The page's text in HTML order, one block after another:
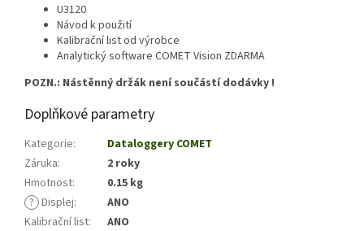
U3120
Návod k použití
Kalibrační list od výrobce
Analytický software COMET Vision ZDARMA
POZN.: Nástěnný držák není součástí dodávky !
Doplňkové parametry
Kategorie:
Dataloggery COMET
Záruka:
2 roky
Hmotnost:
0.15 kg
? Displej:
ANO
Kalibrační list:
ANO